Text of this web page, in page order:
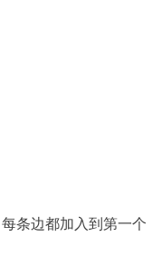
条边都加入到第一个